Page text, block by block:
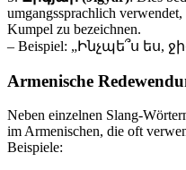
umgangssprachlich
Kumpel zu bezeichnen.
– Beispiel: „Ինչպե՞ս ես,
Armenische
Neben einzelnen Slang-
im Armenischen, die oft
Beispiele: